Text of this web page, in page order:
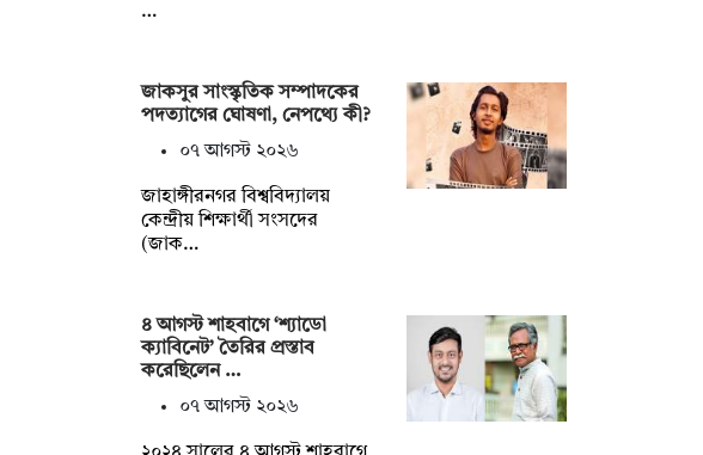
…
জাকসুর সাংস্কৃতিক সম্পাদকের
পদত্যাগের ঘোষণা, নেপথ্যে কী?
০৭ আগস্ট ২০২৬
জাহাঙ্গীরনগর বিশ্ববিদ্যালয়
কেন্দ্রীয় শিক্ষার্থী সংসদের
(জাক…
৪ আগস্ট শাহবাগে ‘শ্যাডো
ক্যাবিনেট’ তৈরির প্রস্তাব
করেছিলেন …
০৭ আগস্ট ২০২৬